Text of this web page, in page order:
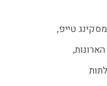
טייפ,